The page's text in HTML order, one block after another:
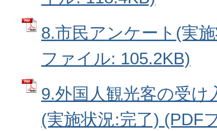
8.市民アンケート(実
ファイル: 105.2KB)
9.外国人観光客の受け
(実施状況:完了) (PDF